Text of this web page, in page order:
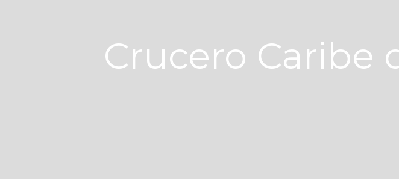
Crucero Caribe